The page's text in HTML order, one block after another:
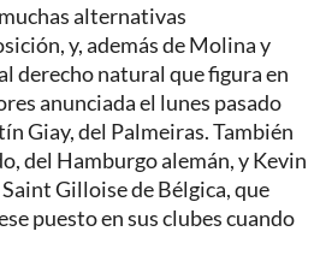
alternativas
y, además de Molina y
derecho natural que figura en
anunciada el lunes pasado
Giay, del Palmeiras. También
del Hamburgo alemán, y Kevin
Gilloise de Bélgica, que
puesto en sus clubes cuando